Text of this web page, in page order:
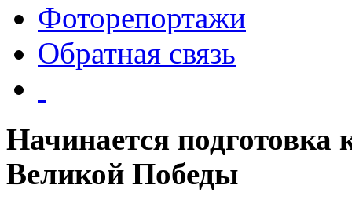
Фоторепортажи
Обратная связь
Начинается подготовка
Великой Победы